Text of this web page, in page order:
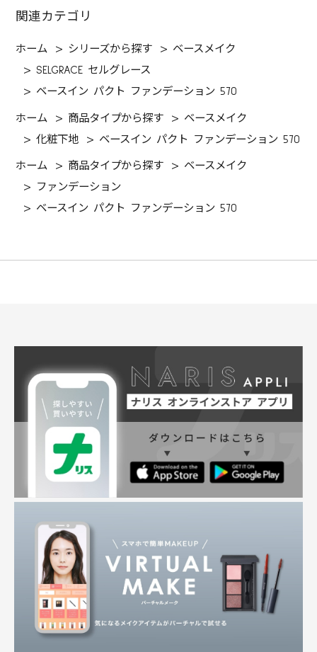
関連カテゴリ
ホーム > シリーズから探す > ベースメイク
>SELGRACE セルグレース
> ベースイン パクト ファンデーション 570
ホーム > 商品タイプから探す > ベースメイク
>化粧下地 > ベースイン パクト ファンデーション 570
ホーム > 商品タイプから探す > ベースメイク
>
ファンデーション
> ベースイン パクト ファンデーション 570